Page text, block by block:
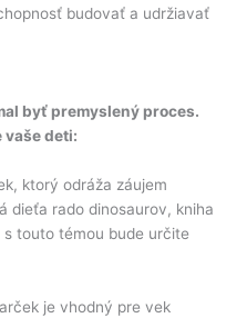
budovať a udržiavať
byť premyslený proces.
deti:
ktorý odráža záujem
dieťa rado dinosaurov, kniha
touto témou bude určite
je vhodný pre vek